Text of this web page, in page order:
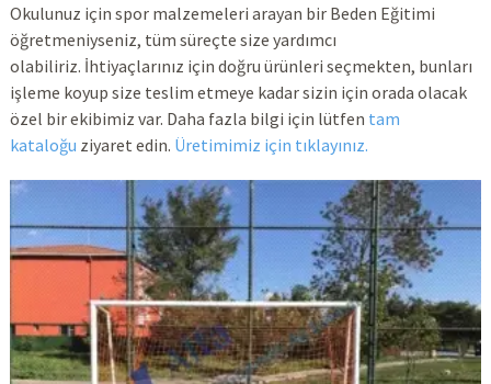
Okulunuz için spor malzemeleri arayan bir Beden Eğitimi
öğretmeniyseniz, tüm süreçte size yardımcı
olabiliriz. İhtiyaçlarınız için doğru ürünleri seçmekten, bunları
işleme koyup size teslim etmeye kadar sizin için orada olacak
özel bir ekibimiz var. Daha fazla bilgi için lütfen tam
kataloğu ziyaret edin. Üretimimiz için tıklayınız.